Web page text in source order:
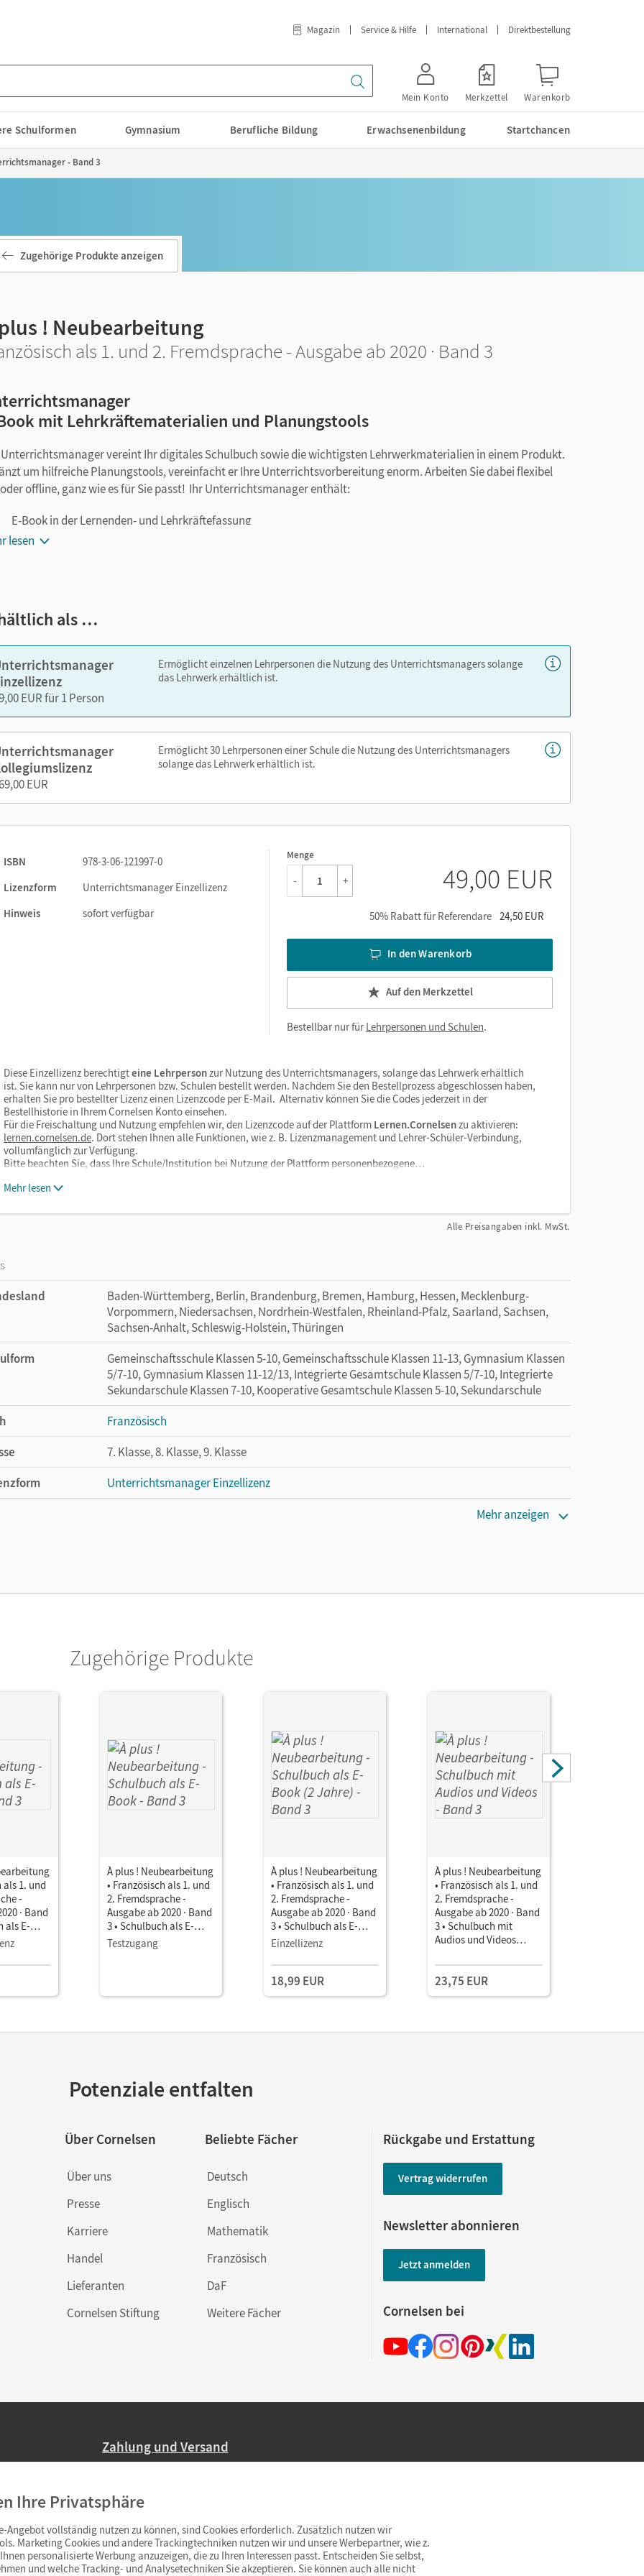
Magazin Service & Hilfe International Direktbestellung
Mein Konto Merkzettel Warenkorb
Schulformen Gymnasium Berufliche Bildung Erwachsenenbildung Startchancen
- Band 3
Zugehörige Produkte anzeigen
! Neubearbeitung
als 1. und 2. Fremdsprache - Ausgabe ab 2020 · Band 3
mit Lehrkräftematerialien und Planungstools
vereint Ihr digitales Schulbuch sowie die wichtigsten Lehrwerkmaterialien in einem Produkt.
um hilfreiche Planungstools, vereinfacht er Ihre Unterrichtsvorbereitung enorm. Arbeiten Sie dabei flexibel
offline, ganz wie es für Sie passt! Ihr Unterrichtsmanager enthält:
E-Book in der Lernenden- und Lehrkräftefassung
kapitelgenaue Materialanordnung
Handreichungen mit Lösungen
Selbsteinschätzungsbögen
Grammatikheft
Differenzierungsmaterial
Dialogkarten
Leistungsmessungen
Vokabeltaschenbuch
Klassenarbeitstrainer in Lehrkräfteansicht
101 Grammatikübungen in Lehrkräfteansicht
kostenfreie Vokabeltests / Online-Aufgaben mit allen Vokabeln des Schulbuchs – per Link aus dem
phase6
Sie den Unterrichtsmanager auf lernen.cornelsen.de oder über die Cornelsen Lernen App.
lesen
als …
EUR für 1 Person
Ermöglicht einzelnen Lehrpersonen die Nutzung des Unterrichtsmanagers solange
das Lehrwerk erhältlich ist.
EUR
Ermöglicht 30 Lehrpersonen einer Schule die Nutzung des Unterrichtsmanagers
solange das Lehrwerk erhältlich ist.
ISBN
978-3-06-121997-0
Lizenzform
Unterrichtsmanager Einzellizenz
Hinweis
sofort verfügbar
Menge
1
- + 49,00 EUR
50% Rabatt für Referendare 24,50 EUR
In den Warenkorb
Auf den Merkzettel
Bestellbar nur fürLehrpersonen und Schulen.
Diese Einzellizenz berechtigteine Lehrpersonzur Nutzung des Unterrichtsmanagers, solange das Lehrwerk erhältlich
ist. Sie kann nur von Lehrpersonen bzw. Schulen bestellt werden. Nachdem Sie den Bestellprozess abgeschlossen haben,
erhalten Sie pro bestellter Lizenz einen Lizenzcode per E-Mail. Alternativ können Sie die Codes jederzeit in der
Bestellhistorie in Ihrem Cornelsen Konto einsehen.
Für die Freischaltung und Nutzung empfehlen wir, den Lizenzcode auf der Plattform Lernen.Cornelsenzu aktivieren:
lernen.cornelsen.de. Dort stehen Ihnen alle Funktionen, wie z. B. Lizenzmanagement und Lehrer-Schüler-Verbindung,
vollumfänglich zur Verfügung.
Bitte beachten Sie, dass Ihre Schule/Institution bei Nutzung der Plattform personenbezogene…
Mehr lesen
Alle Preisangaben inkl. MwSt.
Baden-Württemberg, Berlin, Brandenburg, Bremen, Hamburg, Hessen, Mecklenburg-
Vorpommern, Niedersachsen, Nordrhein-Westfalen, Rheinland-Pfalz, Saarland, Sachsen,
Sachsen-Anhalt, Schleswig-Holstein, Thüringen
Gemeinschaftsschule Klassen 5-10, Gemeinschaftsschule Klassen 11-13, Gymnasium Klassen
5/7-10, Gymnasium Klassen 11-12/13, Integrierte Gesamtschule Klassen 5/7-10, Integrierte
Sekundarschule Klassen 7-10, Kooperative Gesamtschule Klassen 5-10, Sekundarschule
Französisch
7. Klasse, 8. Klasse, 9. Klasse
Unterrichtsmanager Einzellizenz
Cornelsen Verlag
Mehr anzeigen
Zugehörige Produkte
als 1. und
-
· Band
als E-
À plus ! Neubearbeitung
• Französisch als 1. und
2. Fremdsprache -
Ausgabe ab 2020 · Band
3 • Schulbuch als E-
Book Mit Medien
Testzugang
À plus ! Neubearbeitung
• Französisch als 1. und
2. Fremdsprache -
Ausgabe ab 2020 · Band
3 • Schulbuch als E-
Book (2 Jahre) Mit
Einzellizenz
18,99 EUR
À plus ! Neubearbeitung
• Französisch als 1. und
2. Fremdsprache -
Ausgabe ab 2020 · Band
3 • Schulbuch mit
Audios und Videos
23,75 EUR
Potenziale entfalten
Über Cornelsen
Über uns
Presse
Karriere
Handel
Lieferanten
Cornelsen Stiftung
Beliebte Fächer
Deutsch
Englisch
Mathematik
Französisch
DaF
Weitere Fächer
Rückgabe und Erstattung
Vertrag widerrufen
Newsletter abonnieren
Jetzt anmelden
Cornelsen bei
Zahlung und Versand
Ab 59,– EUR Bestellwert liefern wir versandkostenfrei innerhalb Deutschlands
(Lieferung in 3–6 Tagen).
Ihre Privatsphäre
Angebot vollständig nutzen zu können, sind Cookies erforderlich. Zusätzlich nutzen wir
Marketing Cookies und andere Trackingtechniken nutzen wir und unsere Werbepartner, wie z.
personalisierte Werbung anzuzeigen, die zu Ihren Interessen passt. Entscheiden Sie selbst,
und welche Tracking- und Analysetechniken Sie akzeptieren. Sie können auch alle nicht